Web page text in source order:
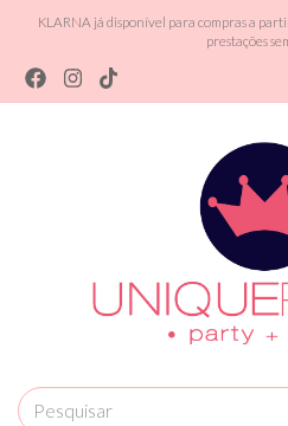
KLARNA já disponível para compras a
prestações